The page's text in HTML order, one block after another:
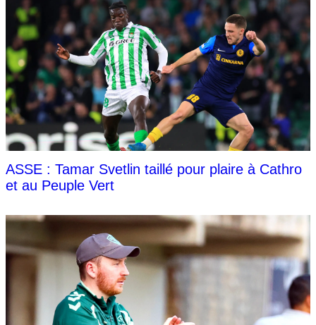
ASSE : Tamar Svetlin taillé pour plaire à Cathro
et au Peuple Vert